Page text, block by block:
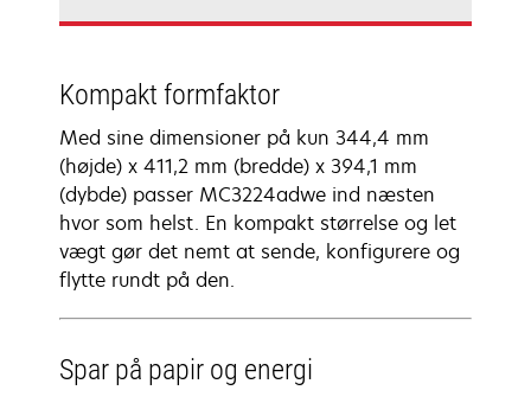
Kompakt formfaktor
Med sine dimensioner på kun 344,4 mm
(højde) x 411,2 mm (bredde) x 394,1 mm
(dybde) passer MC3224adwe ind næsten
hvor som helst. En kompakt størrelse og let
vægt gør det nemt at sende, konfigurere og
flytte rundt på den.
Spar på papir og energi